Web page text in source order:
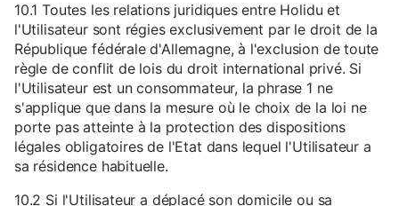
10.1 Toutes les relations juridiques entre Holidu et
l'Utilisateur sont régies exclusivement par le droit de la
République fédérale d'Allemagne, à l'exclusion de toute
règle de conflit de lois du droit international privé. Si
l'Utilisateur est un consommateur, la phrase 1 ne
s'applique que dans la mesure où le choix de la loi ne
porte pas atteinte à la protection des dispositions
légales obligatoires de l'Etat dans lequel l'Utilisateur a
sa résidence habituelle.
10.2 Si l'Utilisateur a déplacé son domicile ou sa